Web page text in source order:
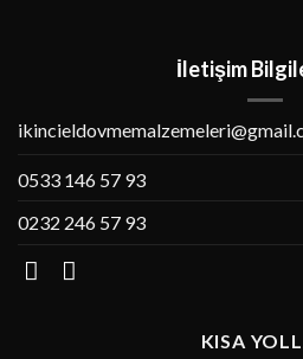
İletişim
0533 146 57 93
0232 246 57 93
KISA